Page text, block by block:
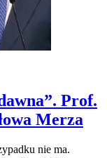
Prof.
Merza
nie ma.